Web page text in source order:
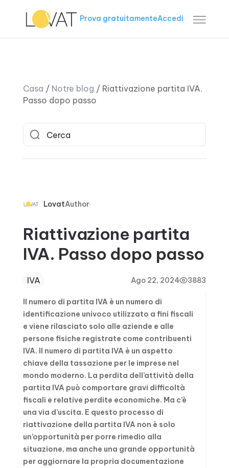
Prova gratuitamenteAccedi
Casa / Notre blog / Riattivazione partita IVA.
Passo dopo passo
LovatAuthor
Riattivazione partita
IVA. Passo dopo passo
IVA Ago 22, 2024 3883
Il numero di partita IVA è un numero di
identificazione univoco utilizzato a fini fiscali
e viene rilasciato solo alle aziende e alle
persone fisiche registrate come contribuenti
IVA. Il numero di partita IVA è un aspetto
chiave della tassazione per le imprese nel
mondo moderno. La perdita dell’attività della
partita IVA può comportare gravi difficoltà
fiscali e relative perdite economiche. Ma c’è
una via d’uscita. E questo processo di
riattivazione della partita IVA non è solo
un’opportunità per porre rimedio alla
situazione, ma anche una grande opportunità
per aggiornare la propria documentazione